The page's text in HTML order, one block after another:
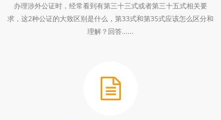
办理涉外公证时，经常看到有第三十三式或者第三十五式相关要
求，这2种公证的大致区别是什么，第33式和第35式应该怎么区分和
理解？回答......